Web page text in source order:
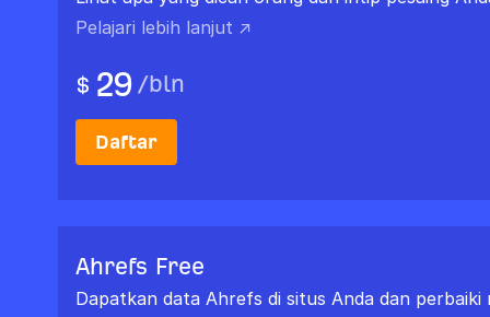
Pelajari lebih lanjut ↗
$ 29 /bln
Daftar
Ahrefs Free
Dapatkan data Ahrefs di situs Anda dan perbaiki